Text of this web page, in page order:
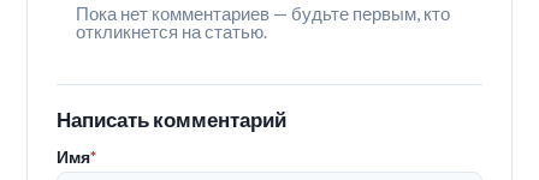
Пока нет комментариев — будьте первым, кто
откликнется на статью.
Написать комментарий
Имя*